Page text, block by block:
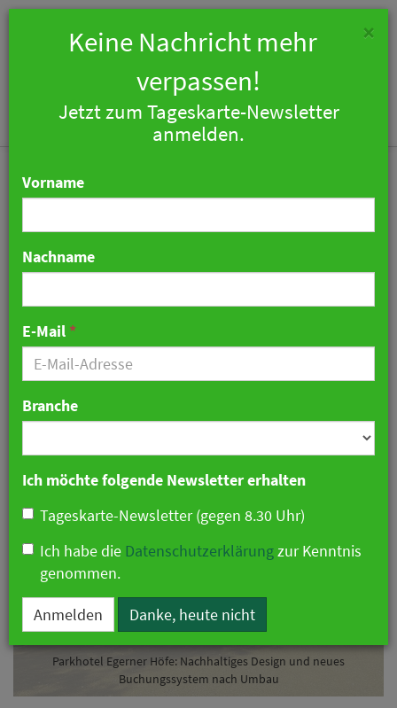
Parkhotel Egerner Höfe:
Nachhaltiges Design und
neues Buchungssystem
nach Umbau
21. Juni 2021 15:39 Uhr| Hotellerie
Parkhotel Egerner Höfe: Nachhaltiges Design und neues
Buchungssystem nach Umbau
×
Keine Nachricht mehr
verpassen!
Jetzt zum Tageskarte-Newsletter
anmelden.
Vorname
Nachname
E-Mail *
Branche
Ich möchte folgende Newsletter erhalten
Tageskarte-Newsletter (gegen 8.30 Uhr)
Ich habe die Datenschutzerklärungzur Kenntnis
genommen.
Anmelden Danke, heute nicht